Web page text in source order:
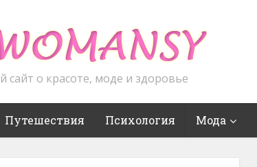
сайт о красоте, моде и здоровье
Путешествия Психология Мода